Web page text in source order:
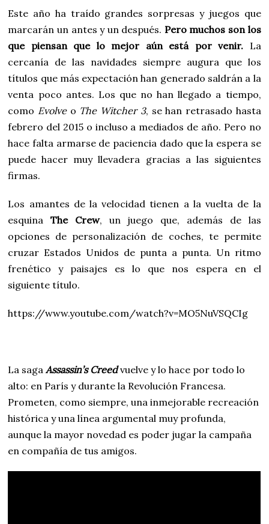
Este año ha traído grandes sorpresas y juegos que
marcarán un antes y un después. Pero muchos son los
que piensan que lo mejor aún está por venir. La
cercanía de las navidades siempre augura que los
títulos que más expectación han generado saldrán a la
venta poco antes. Los que no han llegado a tiempo,
como Evolveo The Witcher 3, se han retrasado hasta
febrero del 2015 o incluso a mediados de año. Pero no
hace falta armarse de paciencia dado que la espera se
puede hacer muy llevadera gracias a las siguientes
firmas.
Los amantes de la velocidad tienen a la vuelta de la
esquinaThe Crew, un juego que, además de las
opciones de personalización de coches, te permite
cruzar Estados Unidos de punta a punta. Un ritmo
frenético y paisajes es lo que nos espera en el
siguiente título.
https://www.youtube.com/watch?v=MO5NuVSQCIg
La sagaAssassin’s Creedvuelve y lo hace por todo lo
alto: en París y durante la Revolución Francesa.
Prometen, como siempre, una inmejorable recreación
histórica y una línea argumental muy profunda,
aunque la mayor novedad es poder jugar la campaña
en compañía de tus amigos.